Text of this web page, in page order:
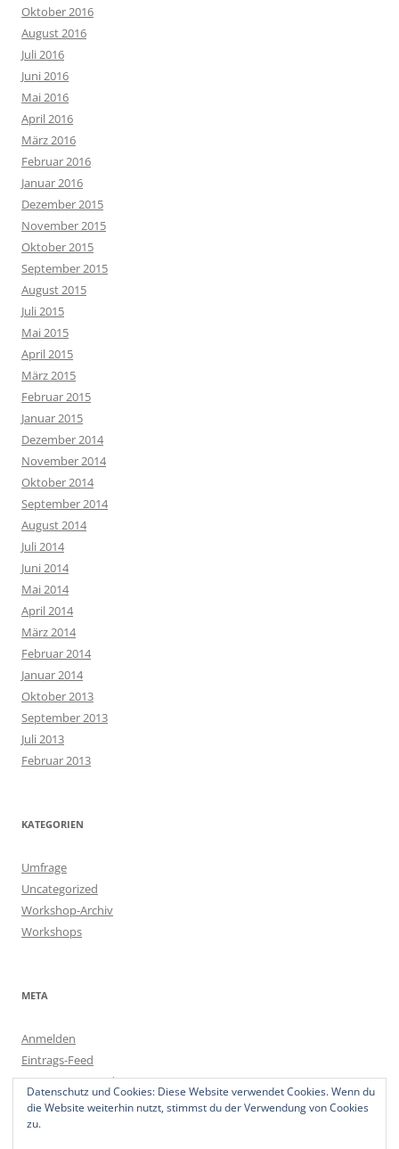
Oktober 2016
August 2016
Juli 2016
Juni 2016
Mai 2016
April 2016
März 2016
Februar 2016
Januar 2016
Dezember 2015
November 2015
Oktober 2015
September 2015
August 2015
Juli 2015
Mai 2015
April 2015
März 2015
Februar 2015
Januar 2015
Dezember 2014
November 2014
Oktober 2014
September 2014
August 2014
Juli 2014
Juni 2014
Mai 2014
April 2014
März 2014
Februar 2014
Januar 2014
Oktober 2013
September 2013
Juli 2013
Februar 2013
KATEGORIEN
Umfrage
Uncategorized
Workshop-Archiv
Workshops
META
Anmelden
Eintrags-Feed
Kommentar-Feed
WordPress.org
Datenschutz und Cookies: Diese Website verwendet Cookies. Wenn du
die Website weiterhin nutzt, stimmst du der Verwendung von Cookies
zu.